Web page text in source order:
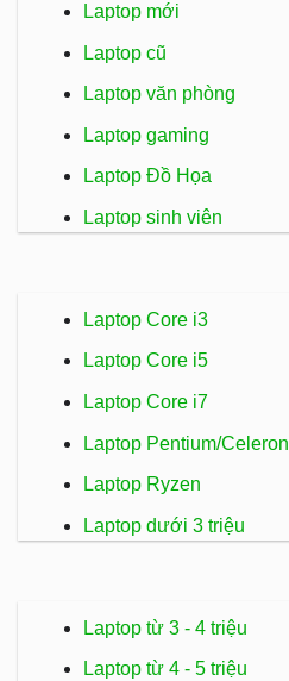
Laptop mới
Laptop cũ
Laptop văn phòng
Laptop gaming
Laptop Đồ Họa
Laptop sinh viên
Laptop Core i3
Laptop Core i5
Laptop Core i7
Laptop Pentium/Celeron
Laptop Ryzen
Laptop dưới 3 triệu
Laptop từ 3 - 4 triệu
Laptop từ 4 - 5 triệu